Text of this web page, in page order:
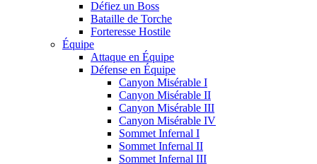
Défiez un Boss
Bataille de Torche
Forteresse Hostile
Équipe
Attaque en Équipe
Défense en Équipe
Canyon Misérable I
Canyon Misérable II
Canyon Misérable III
Canyon Misérable IV
Sommet Infernal I
Sommet Infernal II
Sommet Infernal III